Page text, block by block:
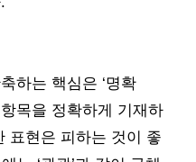
하는 핵심은 ‘명확
항목을 정확하게 기재하
표현은 피하는 것이 좋